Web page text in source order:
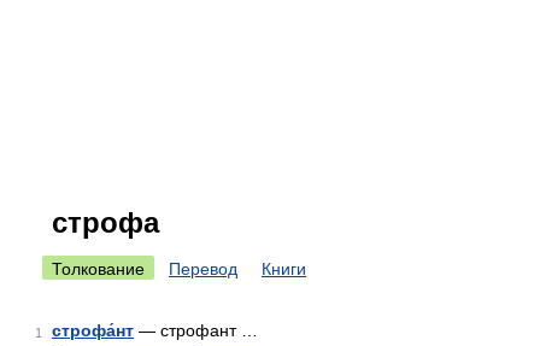
строфа
Толкование Перевод Книги
1 строфа́нт — строфант …